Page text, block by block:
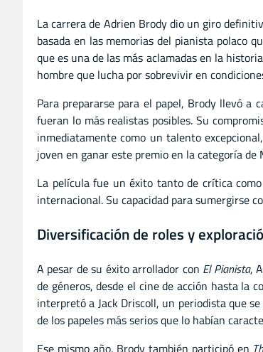
La carrera de Adrien Brody dio un giro
basada en las memorias del pianista polaco
que es una de las más aclamadas en la
hombre que lucha por sobrevivir en
Para prepararse para el papel, Brody llevó
fueran lo más realistas posibles. Su
inmediatamente como un talento
joven en ganar este premio en la categoría
La película fue un éxito tanto de crítica
internacional. Su capacidad para sumergirse
Diversificación de roles y
A pesar de su éxito arrollador con El Pianista,
de géneros, desde el cine de acción hasta la
interpretó a Jack Driscoll, un periodista que
de los papeles más serios que lo habían
Ese mismo año, Brody también participó en